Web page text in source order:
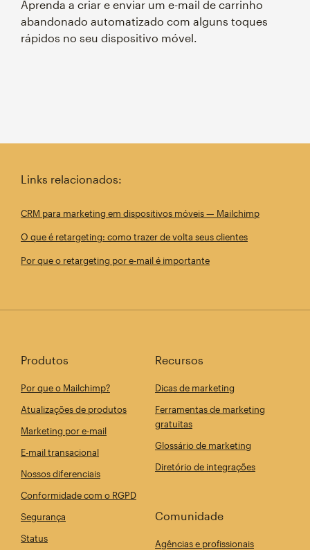
Aprenda a criar e enviar um e-mail de carrinho
abandonado automatizado com alguns toques
rápidos no seu dispositivo móvel.
Links relacionados:
CRM para marketing em dispositivos móveis — Mailchimp
O que é retargeting: como trazer de volta seus clientes
Por que o retargeting por e-mail é importante
Produtos
Por que o Mailchimp?
Atualizações de produtos
Marketing por e-mail
E-mail transacional
Nossos diferenciais
Conformidade com o RGPD
Segurança
Status
Recursos
Dicas de marketing
Ferramentas de marketing
gratuitas
Glossário de marketing
Diretório de integrações
Comunidade
Agências e profissionais